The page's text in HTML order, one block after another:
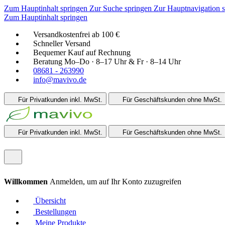
Zum Hauptinhalt springen Zur Suche springen Zur Hauptnavigation
Zum Hauptinhalt springen
Versandkostenfrei ab 100 €
Schneller Versand
Bequemer Kauf auf Rechnung
Beratung Mo–Do · 8–17 Uhr & Fr · 8–14 Uhr
08681 - 263990
info@mavivo.de
Für Privatkunden inkl. MwSt. Für Geschäftskunden ohne MwSt.
Für Privatkunden inkl. MwSt. Für Geschäftskunden ohne MwSt.
Willkommen Anmelden, um auf Ihr Konto zuzugreifen
Übersicht
Bestellungen
Meine Produkte